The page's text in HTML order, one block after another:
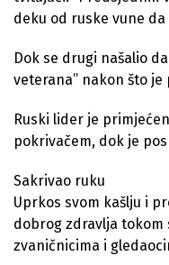
deku od ruske vune
Dok se drugi našalio
veterana” nakon što
Ruski lider je
pokrivačem, dok je
Sakrivao ruku
Uprkos svom kašlju i
dobrog zdravlja tokom
zvaničnicima i